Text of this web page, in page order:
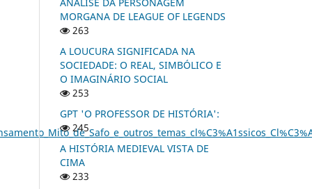
MORGANA DE LEAGUE OF LEGENDS
263
A LOUCURA SIGNIFICADA NA
SOCIEDADE: O REAL, SIMBÓLICO E
O IMAGINÁRIO SOCIAL
253
GPT 'O PROFESSOR DE HISTÓRIA':
245
A HISTÓRIA MEDIEVAL VISTA DE
CIMA
233